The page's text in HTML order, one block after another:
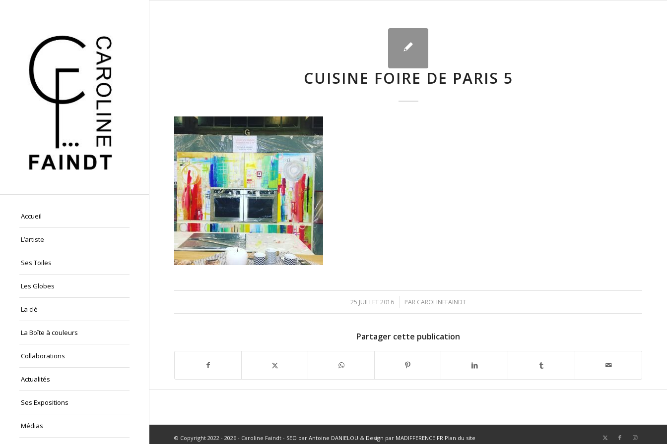
Accueil
L’artiste
Ses Toiles
Les Globes
La clé
La Boîte à couleurs
Collaborations
Actualités
Ses Expositions
Médias
CUISINE FOIRE DE PARIS 5
25 JUILLET 2016
/ PAR CAROLINEFAINDT
Partager cette publication
© Copyright 2022 - 2026 - Caroline Faindt - SEO par Antoine DANIELOU & Design par MADIFFERENCE.FR Plan du site